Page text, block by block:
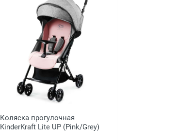
Коляска прогулочная
KinderKraft Lite UP (Pink/Grey)